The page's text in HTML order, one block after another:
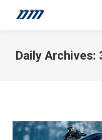
Daily Archives: